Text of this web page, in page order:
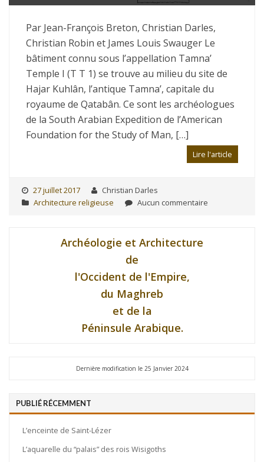
Par Jean-François Breton, Christian Darles,
Christian Robin et James Louis Swauger Le
bâtiment connu sous l’appellation Tamna’
Temple I (T T 1) se trouve au milieu du site de
Hajar Kuhlân, l’antique Tamna’, capitale du
royaume de Qatabân. Ce sont les archéologues
de la South Arabian Expedition de l’American
Foundation for the Study of Man, […]
Lire l'article
27 juillet 2017
Christian Darles
Architecture religieuse
Aucun commentaire
Archéologie et Architecture
de
l'Occident de l'Empire,
du Maghreb
et de la
Péninsule Arabique.
Dernière modification le 25 Janvier 2024
PUBLIÉ RÉCEMMENT
L’enceinte de Saint-Lézer
L’aquarelle du “palais” des rois Wisigoths